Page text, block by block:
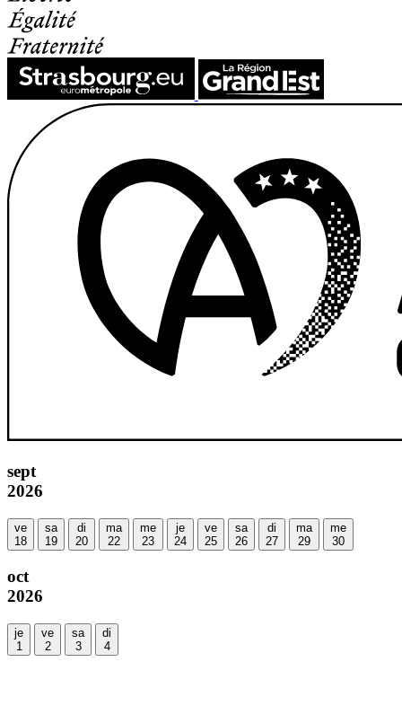
sept
2026
ve
18
sa
19
di
20
ma
22
me
23
je
24
ve
25
sa
26
di
27
ma
29
me
30
oct
2026
je
1
ve
2
sa
3
di
4